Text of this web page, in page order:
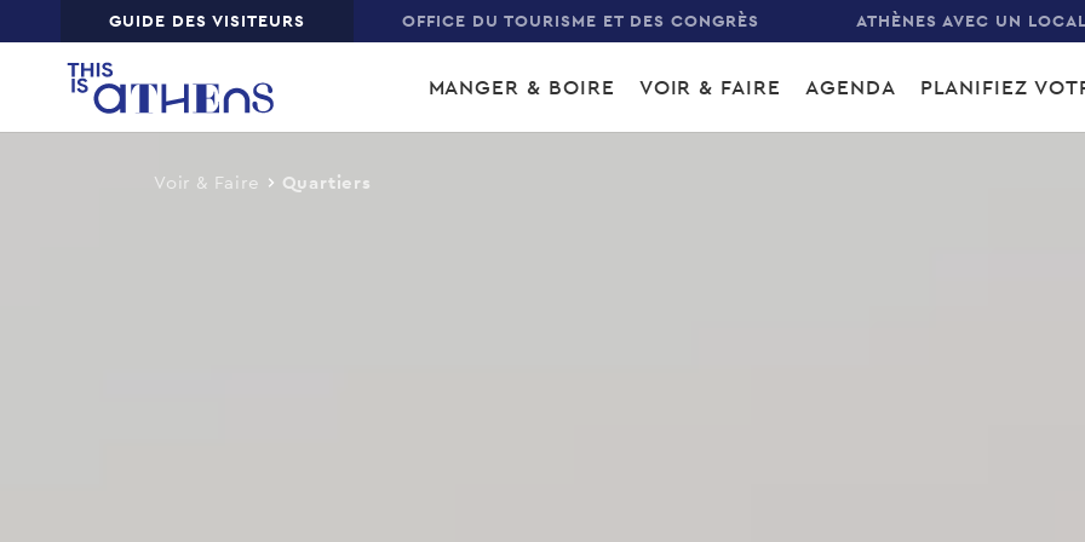
content
Top GUIDE DES VISITEURS OFFICE DU TOURISME ET DES CONGRÈS ATHÈNES AVEC UN LOCAL
Main
MANGER & BOIRE VOIR & FAIRE AGENDA PLANIFIEZ
Voir & Faire Quartiers